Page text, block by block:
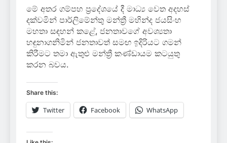
මේ අතර ගම්පහ ප්‍රදේශයේ දී මාධ්‍ය වෙත අදහස්
දක්වමින් පාර්ලිමේන්තු මන්ත්‍රී මහින්ද ජයසිංහ
මහතා සඳහන් කළේ, ජනතාවගේ අවශ්‍යතා
හඳුනාගනිමින් ජනතාවත් සමඟ ඉදිරියට ගමන්
කිරීමට තමා ඇතුළු මන්ත්‍රී කණ්ඩායම කටයුතු
කරන බවය.
Share this:
Twitter Facebook WhatsApp